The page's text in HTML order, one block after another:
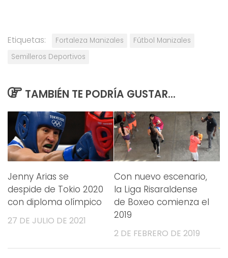
Etiquetas: Fortaleza Manizales
Fútbol Manizales
Semilleros Deportivos
TAMBIÉN TE PODRÍA GUSTAR...
Jenny Arias se
despide de Tokio 2020
con diploma olímpico
27 DE JULIO DE 2021
Con nuevo escenario,
la Liga Risaraldense
de Boxeo comienza el
2019
2 DE FEBRERO DE 2019